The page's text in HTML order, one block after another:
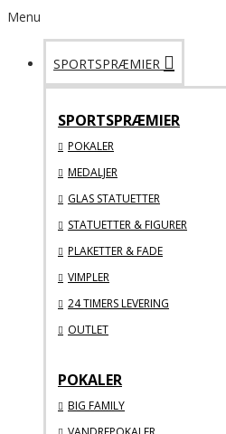
Menu
SPORTSPRÆMIER
SPORTSPRÆMIER
POKALER
MEDALJER
GLAS STATUETTER
STATUETTER & FIGURER
PLAKETTER & FADE
VIMPLER
24 TIMERS LEVERING
OUTLET
POKALER
BIG FAMILY